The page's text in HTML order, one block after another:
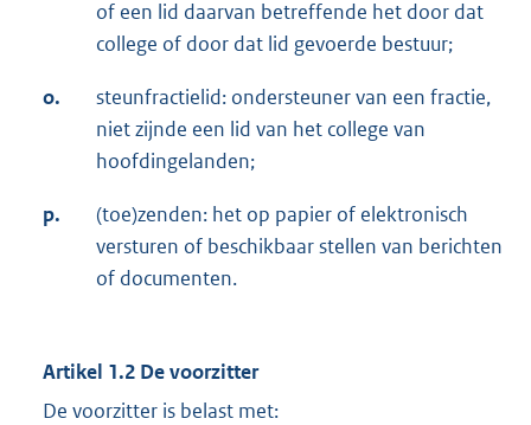
of een lid daarvan betreffende het door dat
college of door dat lid gevoerde bestuur;
o.
steunfractielid: ondersteuner van een fractie,
niet zijnde een lid van het college van
hoofdingelanden;
p.
(toe)zenden: het op papier of elektronisch
versturen of beschikbaar stellen van berichten
of documenten.
Artikel 1.2 De voorzitter
De voorzitter is belast met: